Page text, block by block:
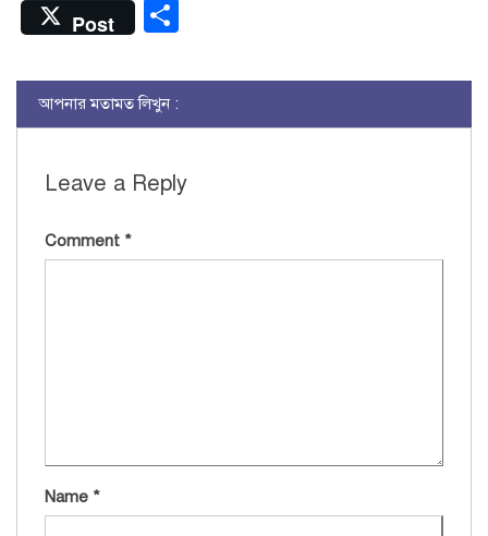
Post
আপনার মতামত লিখুন :
Leave a Reply
Comment *
Name *